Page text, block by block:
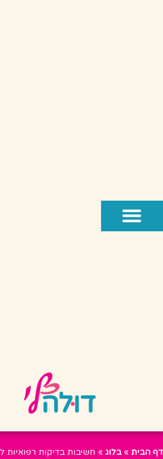
דף הבית » בלוג » חשיבות בדיקות רפואיות